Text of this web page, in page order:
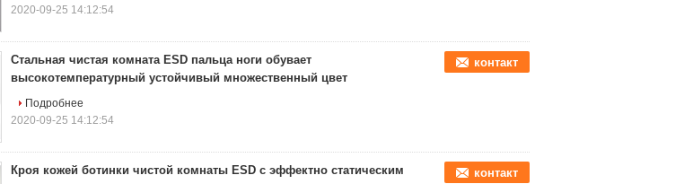
2020-09-25 14:12:54
Стальная чистая комната ESD пальца ноги обувает
высокотемпературный устойчивый множественный цвет
контакт
Подробнее
2020-09-25 14:12:54
Кроя кожей ботинки чистой комнаты ESD с эффектно статическим
контакт